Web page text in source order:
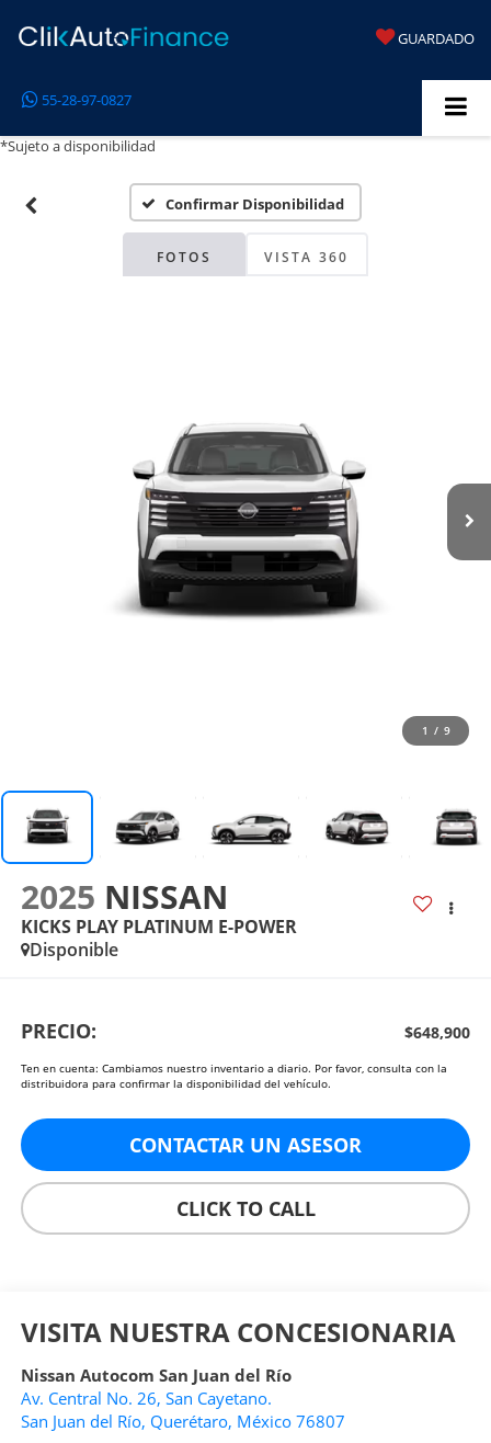
GUARDADO
55-28-97-0827
*Sujeto a disponibilidad
Confirmar Disponibilidad
FOTOS VISTA 360
1 / 9
2025 NISSAN
KICKS PLAY PLATINUM E-POWER
Disponible
PRECIO: $648,900
Ten en cuenta: Cambiamos nuestro inventario a diario. Por favor, consulta con la
distribuidora para confirmar la disponibilidad del vehículo.
CONTACTAR UN ASESOR
CLICK TO CALL
VISITA NUESTRA CONCESIONARIA
Nissan Autocom San Juan del Río
Av. Central No. 26, San Cayetano.
San Juan del Río, Querétaro, México 76807